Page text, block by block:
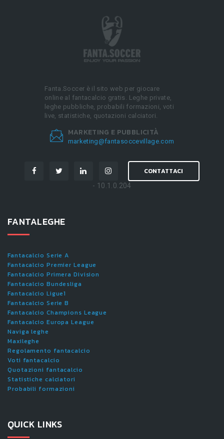
Fanta.Soccer è il sito web per giocare
online al fantacalcio gratis. Leghe private,
leghe pubbliche, probabili formazioni, voti
live, statistiche, quotazioni calciatori.
MARKETING E PUBBLICITÀ
marketing@fantasoccevillage.com
CONTATTACI
- 10.1.0.204
FANTALEGHE
Fantacalcio Serie A
Fantacalcio Premier League
Fantacalcio Primera Division
Fantacalcio Bundesliga
Fantacalcio Ligue1
Fantacalcio Serie B
Fantacalcio Champions League
Fantacalcio Europa League
Naviga leghe
Maxileghe
Regolamento fantacalcio
Voti fantacalcio
Quotazioni fantacalcio
Statistiche calciatori
Probabili formazioni
QUICK LINKS